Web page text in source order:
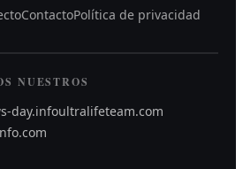
ContactoPolítica de privacidad
NUESTROS
day.infoultralifeteam.com